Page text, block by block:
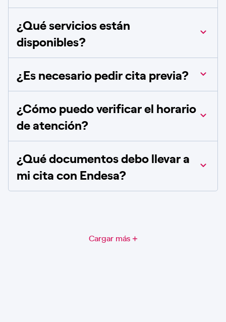
¿Qué servicios están
disponibles?
¿Es necesario pedir cita previa?
¿Cómo puedo verificar el horario
de atención?
¿Qué documentos debo llevar a
mi cita con Endesa?
Cargar más